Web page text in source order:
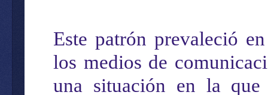
Este patrón prevaleció
los medios de
una situación en la que